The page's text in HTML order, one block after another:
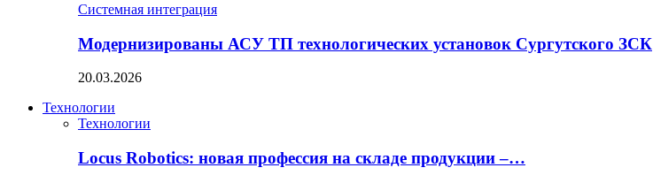
Системная интеграция
Модернизированы АСУ ТП технологических установок Сургутского ЗСК
20.03.2026
Технологии
Технологии
Locus Robotics: новая профессия на складе продукции –…